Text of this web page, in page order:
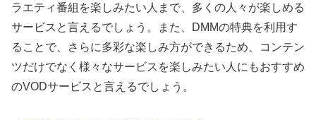
ラエティ番組を楽しみたい人まで、多くの人々が楽しめる
サービスと言えるでしょう。また、DMMの特典を利用す
ることで、さらに多彩な楽しみ方ができるため、コンテン
ツだけでなく様々なサービスを楽しみたい人にもおすすめ
のVODサービスと言えるでしょう。